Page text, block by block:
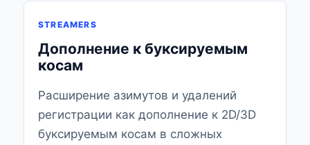
STREAMERS
Дополнение к буксируемым
косам
Расширение азимутов и удалений
регистрации как дополнение к 2D/3D
буксируемым косам в сложных